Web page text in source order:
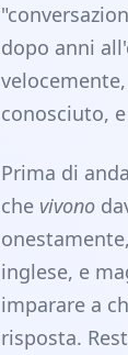
dopo anni
conosciuto,
Prima di
che vivono
inglese, e
imparare a
risposta.